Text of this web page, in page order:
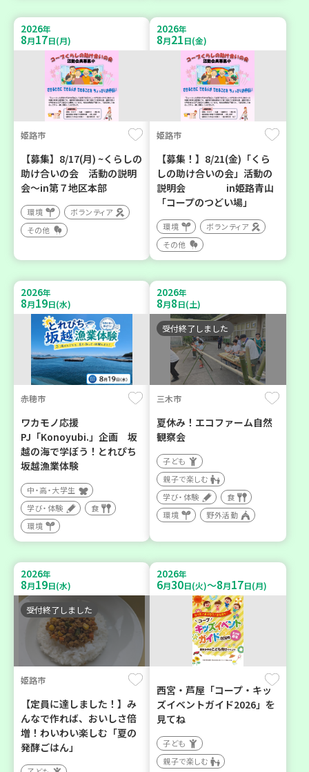
2026年
8月17日(月)
姫路市
【募集】8/17(月) ~くらしの
助け合いの会 活動の説明
会～in第７地区本部
環境
ボランティア
その他
2026年
8月21日(金)
姫路市
【募集！】8/21(金)「くら
しの助け合いの会」活動の
説明会 in姫路青山
「コープのつどい場」
環境
ボランティア
その他
2026年
8月19日(水)
赤穂市
ワカモノ応援
PJ「Konoyubi.」企画 坂
越の海で学ぼう！とれぴち
坂越漁業体験
中・高・大学生
学び・体験
食
環境
2026年
8月8日(土)
受付終了しました
三木市
夏休み！エコファーム自然
観察会
子ども
親子で楽しむ
学び・体験
食
環境
野外活動
2026年
8月19日(水)
受付終了しました
姫路市
【定員に達しました！】み
んなで作れば、おいしさ倍
増！わいわい楽しむ「夏の
発酵ごはん」
2026年
6月30日(火)～8月17日(月)
西宮・芦屋「コープ・キッ
ズイベントガイド2026」を
見てね
子ども
親子で楽しむ